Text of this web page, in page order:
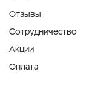
Отзывы
Сотрудничество
Акции
Оплата